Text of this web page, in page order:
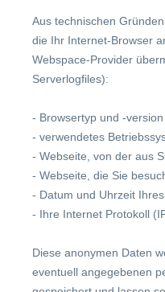
Aus technischen
die Ihr Internet-Browser
Webspace-Provider
Serverlogfiles):
- Browsertyp und -version
- verwendetes
- Webseite, von der aus
- Webseite, die Sie
- Datum und Uhrzeit
- Ihre Internet Protokoll
Diese anonymen Daten
eventuell angegebenen